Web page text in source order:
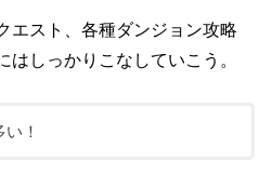
エスト、各種ダンジョン攻略
はしっかりこなしていこう。
！